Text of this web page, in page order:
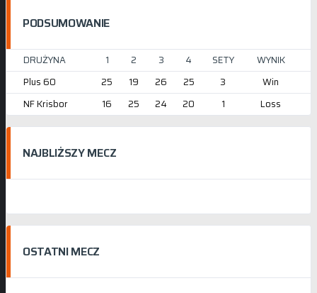
PODSUMOWANIE
DRUŻYNA 1 2 3 4 SETY
WYNIK
Plus 60
25 19 26 25 3
Win
NF Krisbor
16 25 24 20 1 Loss
NAJBLIŻSZY MECZ
OSTATNI MECZ